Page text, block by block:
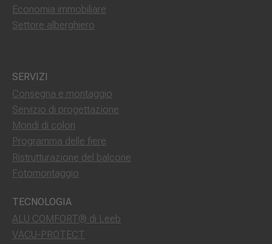
Economia immobiliare
Settore alberghiero
SERVIZI
Consegna e montaggio
Servizio di progettazione
Mondi di colori
Programma delle fiere
Ristrutturazione del balcone
Fotomontaggio
TECNOLOGIA
ALU COMFORT® di Leeb
VACU-PROTECT